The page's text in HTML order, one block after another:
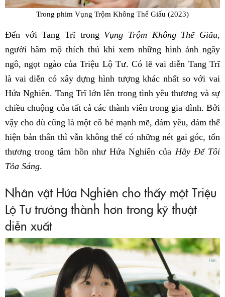
Trong phim Vụng Trộm Không Thể Giấu (2023)
Đến với Tang Trĩ trong Vụng Trộm Không Thể Giấu,
người hâm mộ thích thú khi xem những hình ảnh ngây
ngô, ngọt ngào của Triệu Lộ Tư. Có lẽ vai diễn Tang Trĩ
là vai diễn có xây dựng hình tượng khác nhất so với vai
Hứa Nghiên. Tang Trĩ lớn lên trong tình yêu thương và sự
chiều chuộng của tất cả các thành viên trong gia đình. Bởi
vậy cho dù cũng là một cô bé mạnh mẽ, dám yêu, dám thể
hiện bản thân thì vẫn không thể có những nét gai góc, tổn
thương trong tâm hồn như Hứa Nghiên của Hãy Để Tôi
Tỏa Sáng.
Nhân vật Hứa Nghiên cho thấy một Triệu
Lộ Tư trưởng thành hơn trong kỹ thuật
diễn xuất